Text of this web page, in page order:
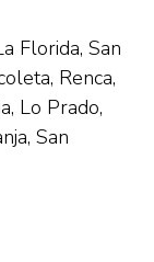
Florida, San
Renca,
Lo Prado,
San